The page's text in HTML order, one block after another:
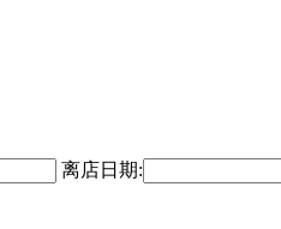
离店日期: